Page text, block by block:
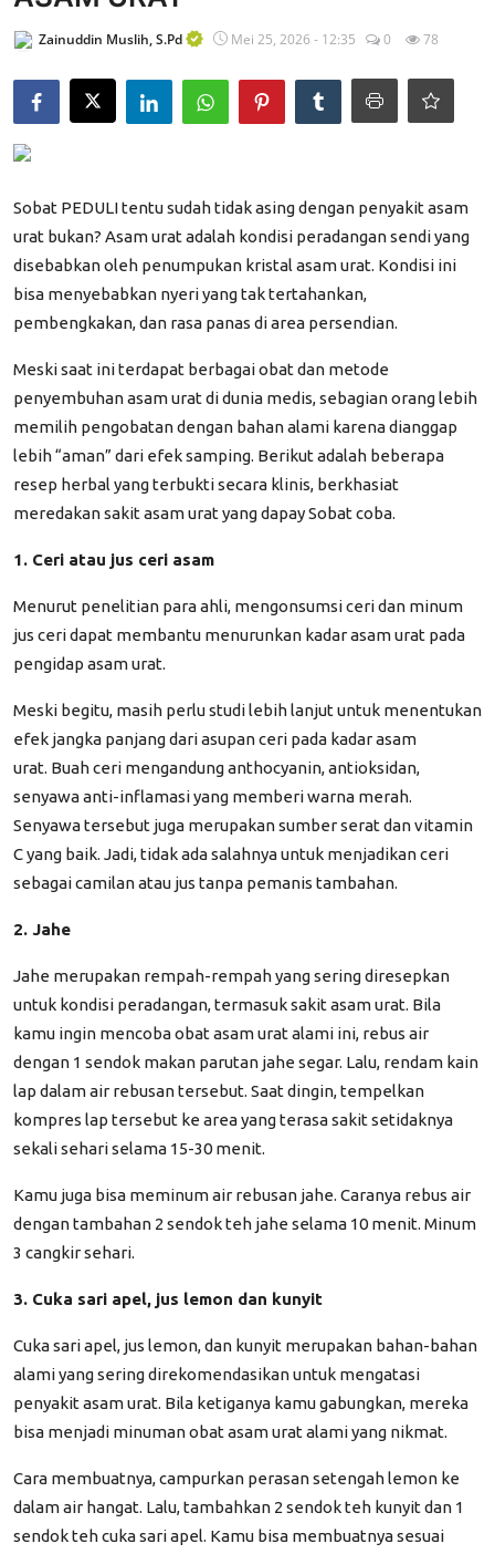
Edukasi ZIS
Contact
Majalah
Donasi
Zainuddin Muslih, S.Pd Mei 25, 2026 - 12:35 0 78
Sobat PEDULI tentu sudah tidak asing dengan penyakit asam
urat bukan? Asam urat adalah kondisi peradangan sendi yang
disebabkan oleh penumpukan kristal asam urat. Kondisi ini
bisa menyebabkan nyeri yang tak tertahankan,
pembengkakan, dan rasa panas di area persendian.
Meski saat ini terdapat berbagai obat dan metode
penyembuhan asam urat di dunia medis, sebagian orang lebih
memilih pengobatan dengan bahan alami karena dianggap
lebih “aman” dari efek samping. Berikut adalah beberapa
resep herbal yang terbukti secara klinis, berkhasiat
meredakan sakit asam urat yang dapay Sobat coba.
1. Ceri atau jus ceri asam
Menurut penelitian para ahli, mengonsumsi ceri dan minum
jus ceri dapat membantu menurunkan kadar asam urat pada
pengidap asam urat.
Meski begitu, masih perlu studi lebih lanjut untuk menentukan
efek jangka panjang dari asupan ceri pada kadar asam
urat. Buah ceri mengandung anthocyanin, antioksidan,
senyawa anti-inflamasi yang memberi warna merah.
Senyawa tersebut juga merupakan sumber serat dan vitamin
C yang baik. Jadi, tidak ada salahnya untuk menjadikan ceri
sebagai camilan atau jus tanpa pemanis tambahan.
2. Jahe
Jahe merupakan rempah-rempah yang sering diresepkan
untuk kondisi peradangan, termasuk sakit asam urat. Bila
kamu ingin mencoba obat asam urat alami ini, rebus air
dengan 1 sendok makan parutan jahe segar. Lalu, rendam kain
lap dalam air rebusan tersebut. Saat dingin, tempelkan
kompres lap tersebut ke area yang terasa sakit setidaknya
sekali sehari selama 15-30 menit.
Kamu juga bisa meminum air rebusan jahe. Caranya rebus air
dengan tambahan 2 sendok teh jahe selama 10 menit. Minum
3 cangkir sehari.
3. Cuka sari apel, jus lemon dan kunyit
Cuka sari apel, jus lemon, dan kunyit merupakan bahan-bahan
alami yang sering direkomendasikan untuk mengatasi
penyakit asam urat. Bila ketiganya kamu gabungkan, mereka
bisa menjadi minuman obat asam urat alami yang nikmat.
Cara membuatnya, campurkan perasan setengah lemon ke
dalam air hangat. Lalu, tambahkan 2 sendok teh kunyit dan 1
sendok teh cuka sari apel. Kamu bisa membuatnya sesuai